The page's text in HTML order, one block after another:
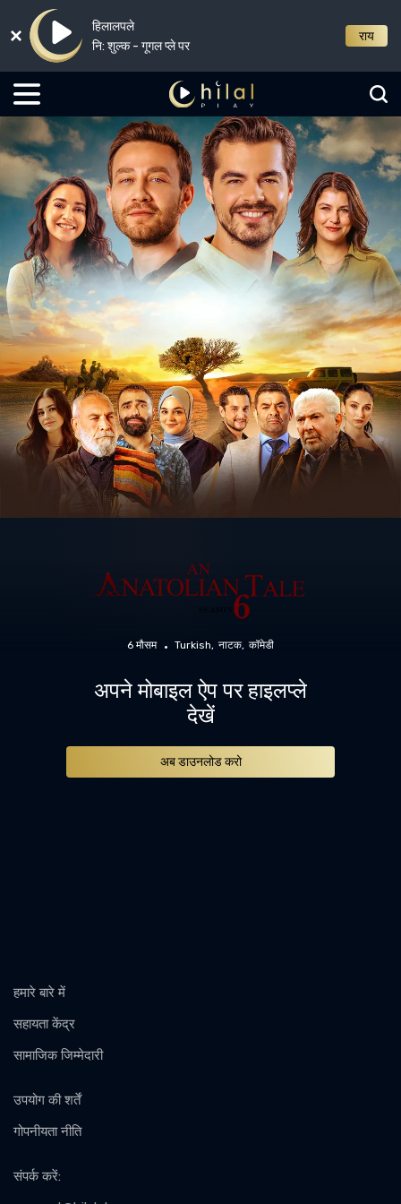
हिलालपले
नि: शुल्क - गूगल प्ले पर
राय
6 मौसम Turkish नाटक कॉमेडी
अपने मोबाइल ऐप पर हाइलप्ले
देखें
अब डाउनलोड करो
हमारे बारे में
सहायता केंद्र
सामाजिक जिम्मेदारी
उपयोग की शर्तें
गोपनीयता नीति
संपर्क करें: